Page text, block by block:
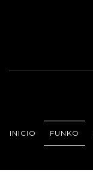
INICIO FUNKO